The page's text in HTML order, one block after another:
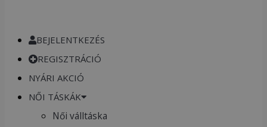
BEJELENTKEZÉS
REGISZTRÁCIÓ
NYÁRI AKCIÓ
NŐI TÁSKÁK
Női válltáska